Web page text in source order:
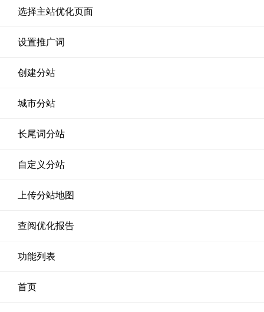
选择主站优化页面
设置推广词
创建分站
城市分站
长尾词分站
自定义分站
上传分站地图
查阅优化报告
功能列表
首页